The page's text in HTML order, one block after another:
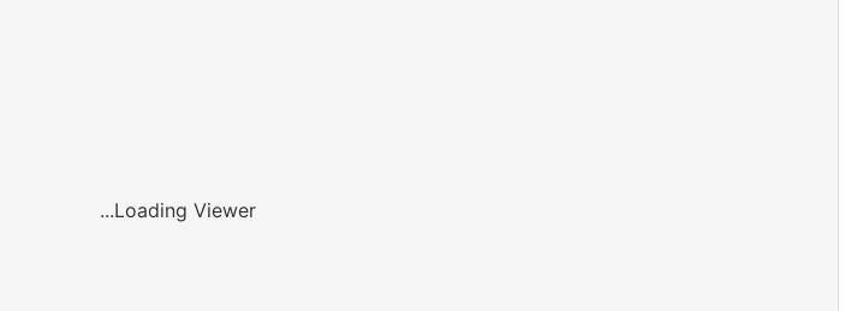
Loading Viewer...